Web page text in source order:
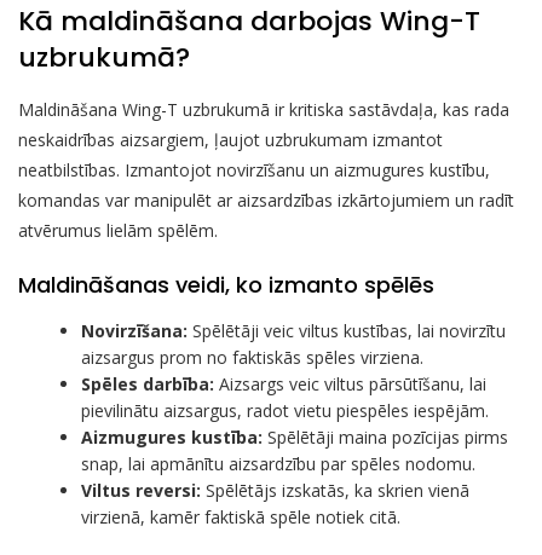
Kā maldināšana darbojas Wing-T
uzbrukumā?
Maldināšana Wing-T uzbrukumā ir kritiska sastāvdaļa, kas rada
neskaidrības aizsargiem, ļaujot uzbrukumam izmantot
neatbilstības. Izmantojot novirzīšanu un aizmugures kustību,
komandas var manipulēt ar aizsardzības izkārtojumiem un radīt
atvērumus lielām spēlēm.
Maldināšanas veidi, ko izmanto spēlēs
Novirzīšana: Spēlētāji veic viltus kustības, lai novirzītu
aizsargus prom no faktiskās spēles virziena.
Spēles darbība: Aizsargs veic viltus pārsūtīšanu, lai
pievilinātu aizsargus, radot vietu piespēles iespējām.
Aizmugures kustība: Spēlētāji maina pozīcijas pirms
snap, lai apmānītu aizsardzību par spēles nodomu.
Viltus reversi: Spēlētājs izskatās, ka skrien vienā
virzienā, kamēr faktiskā spēle notiek citā.